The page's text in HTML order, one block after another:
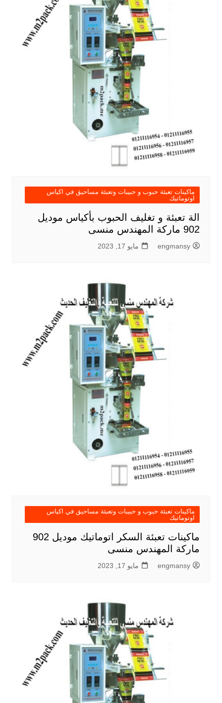
ماكينات تعبئة حبوب و حبيبات وتعبئة مساحيق في اكياس
اوتوماتيك
الة تعبئة و تغليف الحبوب بأكياس موديل
902 ماركة المهندس منسى
engmansy مايو 17, 2023
ماكينات تعبئة حبوب و حبيبات وتعبئة مساحيق في اكياس
اوتوماتيك
ماكينات تعبئة السكر اتوماتيك موديل 902
ماركة المهندس منسى
engmansy مايو 17, 2023